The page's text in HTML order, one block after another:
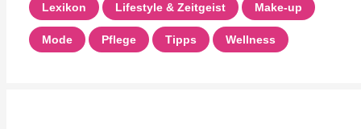
Lexikon Lifestyle & Zeitgeist Make-up
Mode Pflege Tipps Wellness